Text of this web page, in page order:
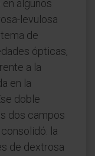
algunos
levulosa
de
ópticas,
a la
en la
doble
dos campos
la
de dextrosa